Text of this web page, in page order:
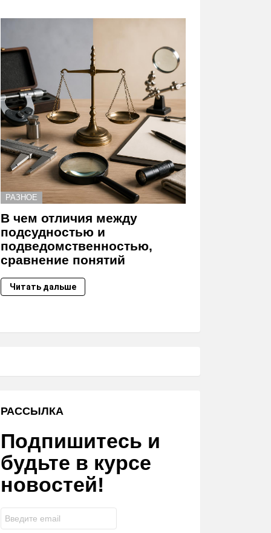
РАЗНОЕ
В чем отличия между
подсудностью и
подведомственностью,
сравнение понятий
Читать дальше
РАССЫЛКА
Подпишитесь и
будьте в курсе
новостей!